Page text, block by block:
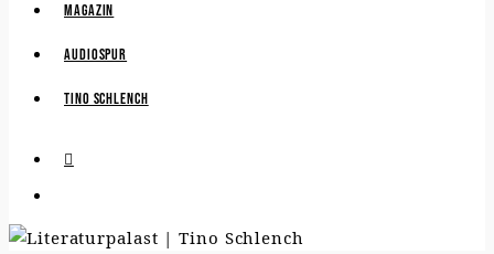
Magazin
Audiospur
Tino Schlench